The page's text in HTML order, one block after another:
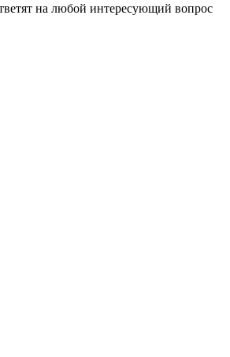
на любой интересующий вопрос